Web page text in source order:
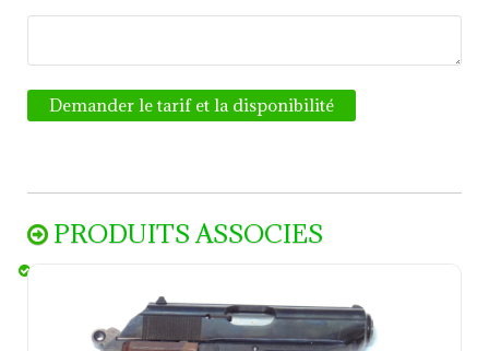
PRODUITS ASSOCIES
WALTHER MANURHIN PPK calibre 7.65 Browning